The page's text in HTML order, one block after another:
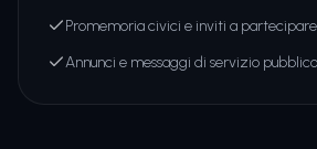
Promemoria civici e inviti a partecipare
Annunci e messaggi di servizio pubblico